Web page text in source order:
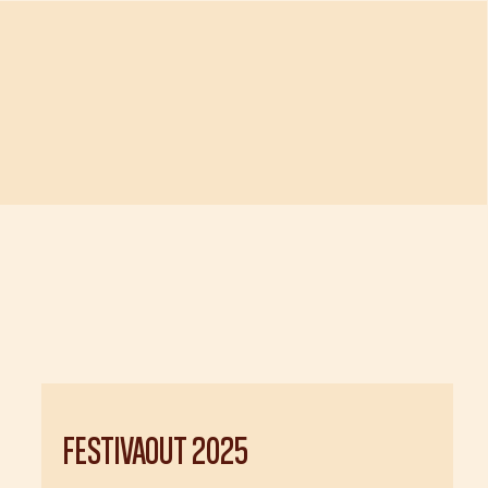
FESTIVAOUT2025